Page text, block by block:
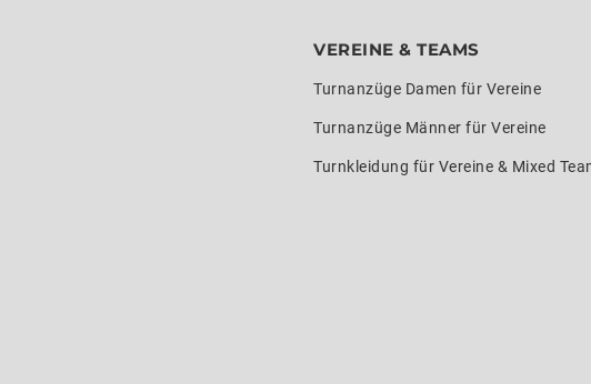
VEREINE & TEAMS
Turnanzüge Damen für Vereine
Turnanzüge Männer für Vereine
Turnkleidung für Vereine & Mixed